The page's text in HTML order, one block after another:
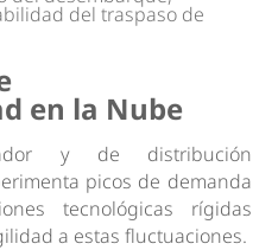
del traspaso de
en la Nube
y de distribución
picos de demanda
tecnológicas rígidas
a estas fluctuaciones.